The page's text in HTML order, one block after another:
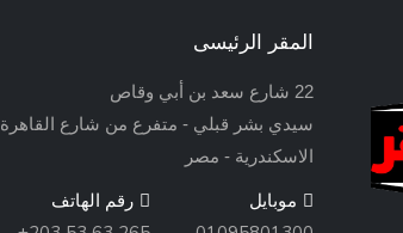
المقر الرئيسى
22 شارع سعد بن أبي وقاص
سيدي بشر قبلي - متفرع من شارع القاهرة
الاسكندرية - مصر
موبايل رقم الهاتف